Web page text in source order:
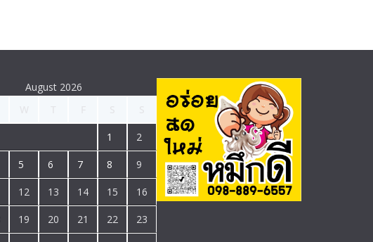
August 2026
1 2
5 6 7 8 9
12 13 14 15 16
19 20 21 22 23